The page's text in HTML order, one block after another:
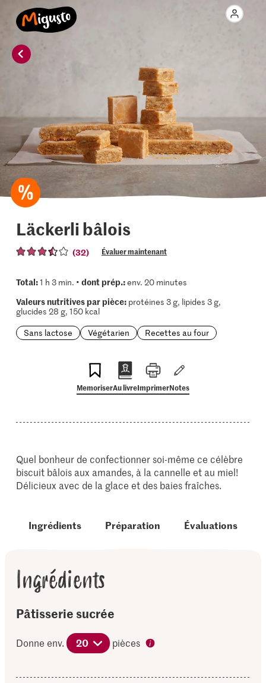
Läckerli bâlois
(32) Évaluer maintenant
Total:1 h 3 min. • dont prép.:env. 20 minutes
Valeurs nutritives par pièce:protéines 3 g, lipides 3 g,
glucides 28 g, 150 kcal
Sans lactose
Végétarien Recettes au four
MemoriserAu livreImprimerNotes
Quel bonheur de confectionner soi-même ce célèbre
biscuit bâlois aux amandes, à la cannelle et au miel!
Délicieux avec de la glace et des baies fraîches.
Ingrédients Préparation Évaluations
Ingrédients
Pâtisserie sucrée
Donne env. 20 pièces